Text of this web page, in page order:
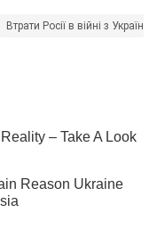
Втрати Росії в війні з Україною